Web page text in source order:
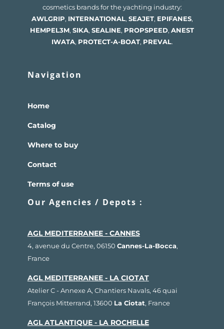
cosmetics brands for the yachting industry:
AWLGRIP, INTERNATIONAL, SEAJET, EPIFANES,
HEMPEL3M, SIKA, SEALINE, PROPSPEED, ANEST
IWATA, PROTECT-A-BOAT, PREVAL.
Navigation
Home
Catalog
Where to buy
Contact
Terms of use
Our Agencies / Depots :
AGL MEDITERRANEE - CANNES
4, avenue du Centre, 06150 Cannes-La-Bocca,
France
AGL MEDITERRANEE - LA CIOTAT
Atelier C - Annexe A, Chantiers Navals, 46 quai
François Mitterrand, 13600 La Ciotat, France
AGL ATLANTIQUE - LA ROCHELLE